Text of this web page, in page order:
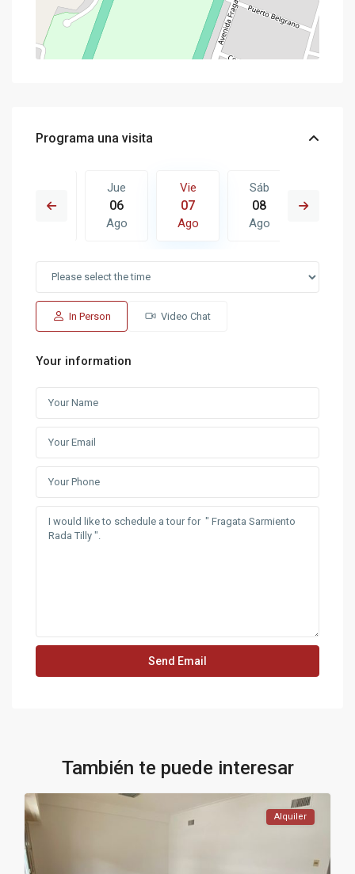
Programa una visita
15
Jue
06
Ago
Vie
07
Ago
Sáb
08
Ago
In Person Video Chat
Your information
También te puede interesar
Alquiler